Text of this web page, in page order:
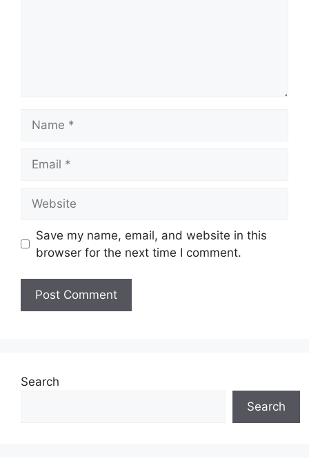
Save my name, email, and website in this
browser for the next time I comment.
Search
Search